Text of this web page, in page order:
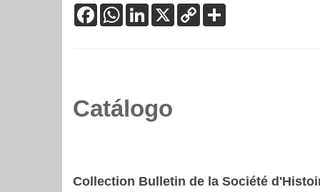
FacebookWhatsApp
LinkedIn
X Copy
Link
Catálogo
Collection Bulletin de la Société